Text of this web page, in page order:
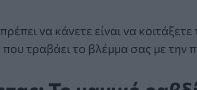
να κάνετε είναι να κοιτάξετε
τραβάει το βλέμμα σας με την